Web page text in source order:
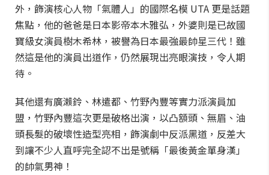
外，飾演核心人物「氣體人」的國際名模 UTA 更是話題
焦點，他的爸爸是日本影帝本木雅弘，外婆則是已故國
寶級女演員樹木希林，被譽為日本最強最帥星三代！雖
然這是他的演員出道作，仍然展現出亮眼演技，令人期
待。
其他還有廣瀨鈴、林遣都、竹野內豐等實力派演員加
盟，竹野內豐這次更是破格出演，以凸額頭、無眉、油
頭長髮的破壞性造型亮相，飾演劇中反派黑道，反差大
到讓不少人直呼完全認不出是號稱「最後黃金單身漢」
的帥氣男神！